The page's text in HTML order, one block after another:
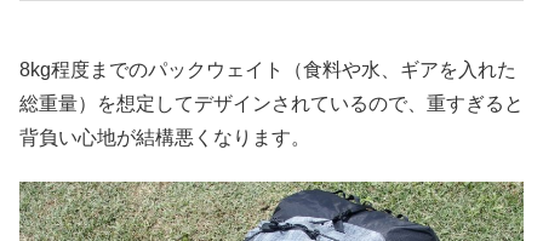
8kg程度までのパックウェイト（食料や水、ギアを入れた
総重量）を想定してデザインされているので、重すぎると
背負い心地が結構悪くなります。